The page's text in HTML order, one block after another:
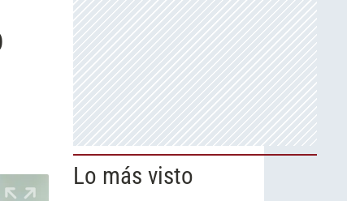
Lo más visto